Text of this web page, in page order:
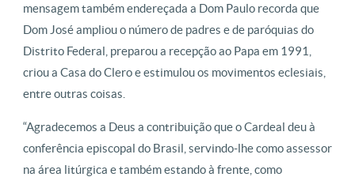
mensagem também endereçada a Dom Paulo recorda que
Dom José ampliou o número de padres e de paróquias do
Distrito Federal, preparou a recepção ao Papa em 1991,
criou a Casa do Clero e estimulou os movimentos eclesiais,
entre outras coisas.
“Agradecemos a Deus a contribuição que o Cardeal deu à
conferência episcopal do Brasil, servindo-lhe como assessor
na área litúrgica e também estando à frente, como